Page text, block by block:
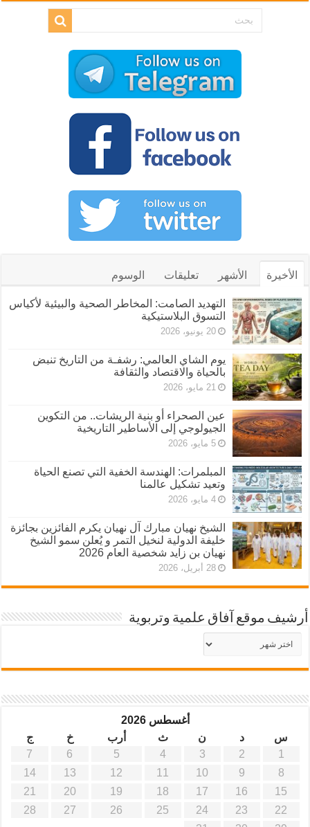
الأخيرة الأشهر تعليقات الوسوم
التهديد الصامت: المخاطر الصحية والبيئية لأكياس
التسوق البلاستيكية
20 يونيو، 2026
يوم الشاي العالمي: رشفـة من التاريخ تنبض
بالحياة والاقتصاد والثقافة
21 مايو، 2026
عين الصحراء أو بنية الريشات.. من التكوين
الجيولوجي إلى الأساطير التاريخية
5 مايو، 2026
المبلمرات: الهندسة الخفية التي تصنع الحياة
وتعيد تشكيل عالمنا
4 مايو، 2026
الشيخ نهيان مبارك آل نهيان يكرم الفائزين بجائزة
خليفة الدولية لنخيل التمر و يُعلن سمو الشيخ
نهيان بن زايد شخصية العام 2026
28 أبريل، 2026
أرشيف موقع آفاق علمية وتربوية
أرشيف
موقع
أغسطس 2026
س
د ن ث أرب خ
ج
1
2
3
4
5
6
7
8
9
10
11
12
13
14
15
16
17
18
19
20
21
22
23
24
25
26
27
28